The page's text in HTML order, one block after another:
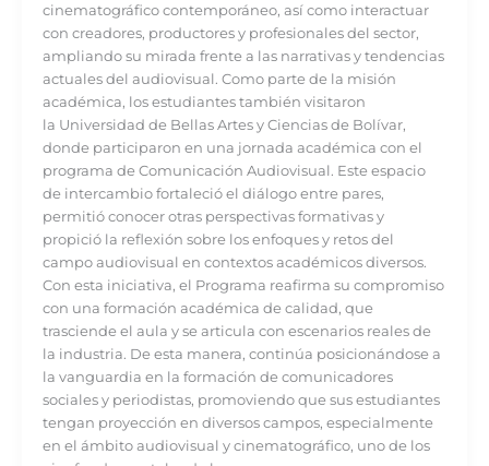
cinematográfico contemporáneo, así como interactuar
con creadores, productores y profesionales del sector,
ampliando su mirada frente a las narrativas y tendencias
actuales del audiovisual. Como parte de la misión
académica, los estudiantes también visitaron
la Universidad de Bellas Artes y Ciencias de Bolívar,
donde participaron en una jornada académica con el
programa de Comunicación Audiovisual. Este espacio
de intercambio fortaleció el diálogo entre pares,
permitió conocer otras perspectivas formativas y
propició la reflexión sobre los enfoques y retos del
campo audiovisual en contextos académicos diversos.
Con esta iniciativa, el Programa reafirma su compromiso
con una formación académica de calidad, que
trasciende el aula y se articula con escenarios reales de
la industria. De esta manera, continúa posicionándose a
la vanguardia en la formación de comunicadores
sociales y periodistas, promoviendo que sus estudiantes
tengan proyección en diversos campos, especialmente
en el ámbito audiovisual y cinematográfico, uno de los